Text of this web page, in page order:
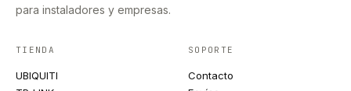
para instaladores y empresas.
TIENDA
UBIQUITI
SOPORTE
Contacto